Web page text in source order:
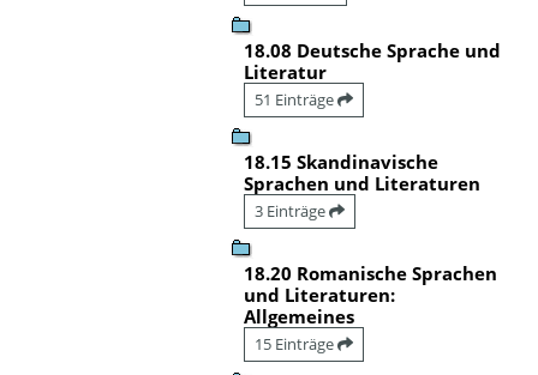
18.08 Deutsche Sprache und
Literatur
51 Einträge
18.15 Skandinavische
Sprachen und Literaturen
3 Einträge
18.20 Romanische Sprachen
und Literaturen:
Allgemeines
15 Einträge